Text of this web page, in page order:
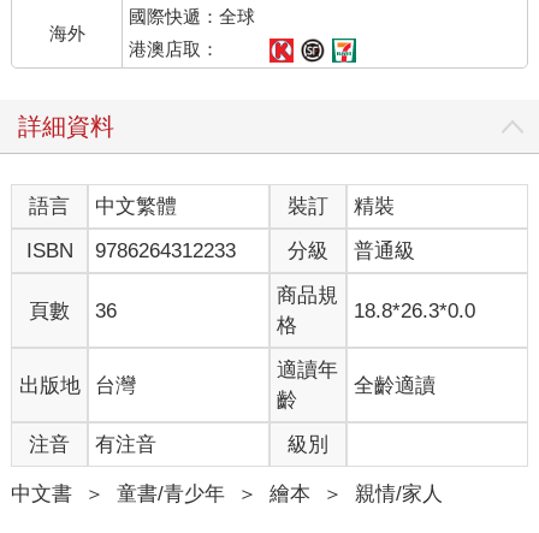
海外
國際快遞：全球
港澳店取：
詳細資料
語言 中文繁體 裝訂
精裝
ISBN
9786264312233 分級 普通級
頁數 36
商品規
格
18.8*26.3*0.0
出版地 台灣
適讀年
齡
全齡適讀
注音 有注音 級別
中文書 ＞ 童書/青少年 ＞ 繪本 ＞ 親情/家人